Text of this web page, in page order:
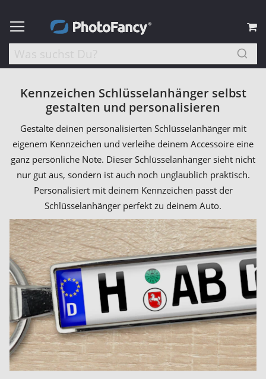
Kennzeichen Schlüsselanhänger selbst
gestalten und personalisieren
Gestalte deinen personalisierten Schlüsselanhänger mit
eigenem Kennzeichen und verleihe deinem Accessoire eine
ganz persönliche Note. Dieser Schlüsselanhänger sieht nicht
nur gut aus, sondern ist auch noch unglaublich praktisch.
Personalisiert mit deinem Kennzeichen passt der
Schlüsselanhänger perfekt zu deinem Auto.